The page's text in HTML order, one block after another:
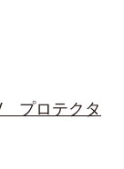
ロテクタ